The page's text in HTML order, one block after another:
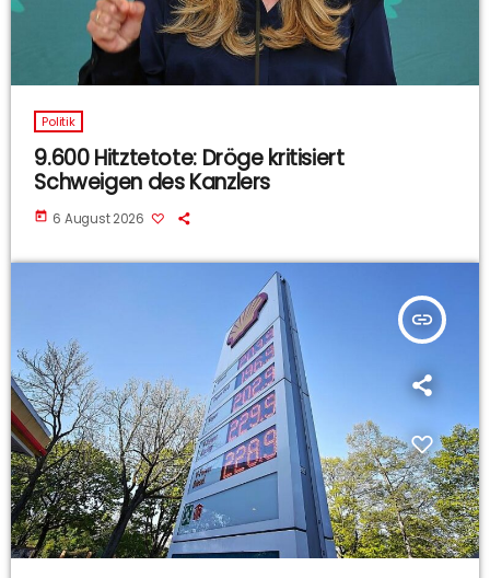
Politik
9.600 Hitztetote: Dröge kritisiert
Schweigen des Kanzlers
today 6 August 2026
insert_link